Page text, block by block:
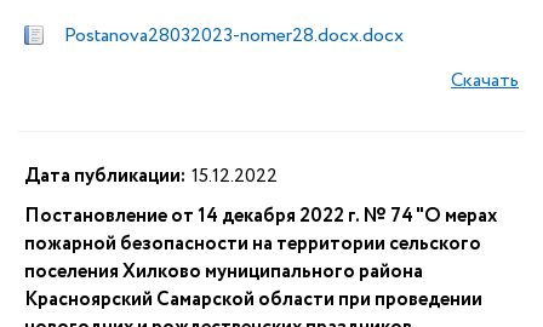
Postanova28032023-nomer28.docx.docx
Скачать
Дата публикации: 15.12.2022
Постановление от 14 декабря 2022 г. № 74 "О мерах
пожарной безопасности на территории сельского
поселения Хилково муниципального района
Красноярский Самарской области при проведении